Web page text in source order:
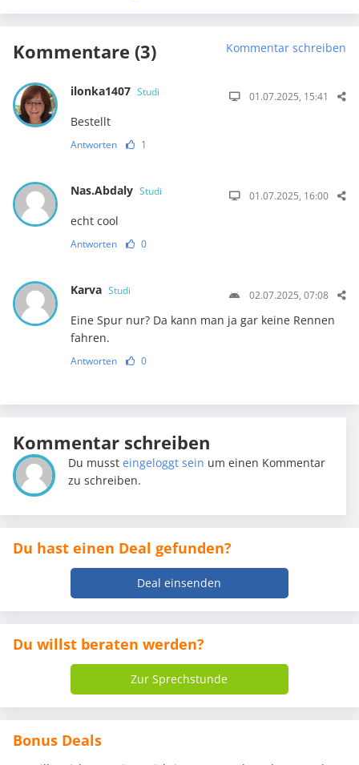
Kommentare (3) Kommentar schreiben
ilonka1407 Studi 01.07.2025, 15:41
Bestellt
Antworten 1
Nas.Abdaly Studi 01.07.2025, 16:00
echt cool
Antworten 0
Karva Studi 02.07.2025, 07:08
Eine Spur nur? Da kann man ja gar keine Rennen
fahren.
Antworten 0
Kommentar schreiben
Du mussteingeloggt sein um einen Kommentar
zu schreiben.
Du hast einen Deal gefunden?
Deal einsenden
Du willst beraten werden?
Zur Sprechstunde
Bonus Deals